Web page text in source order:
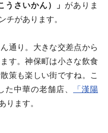
うさいかん）」 がありま
チがあります。
通り。大きな交差点から
す。神保町は小さな飲食
策も楽しい街ですね。こ
中華の老舗店、
「漢陽
ります。